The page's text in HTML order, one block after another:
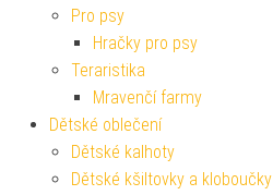
Pro psy
Hračky pro psy
Teraristika
Mravenčí farmy
Dětské oblečení
Dětské kalhoty
Dětské kšiltovky a kloboučky